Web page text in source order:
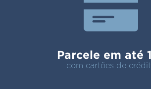
Parcele em até
com cartões de